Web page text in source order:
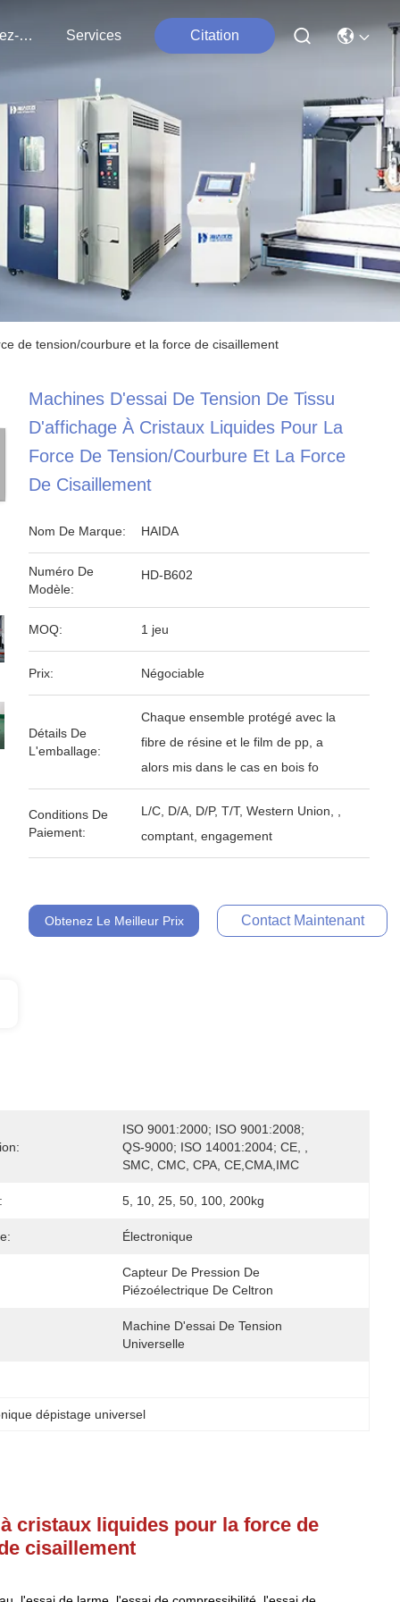
Contactez-Nous Services Citation
de tension/courbure et la force de cisaillement
Machines D'essai De Tension De Tissu
D'affichage À Cristaux Liquides Pour La
Force De Tension/courbure Et La Force
De Cisaillement
Nom De Marque: HAIDA
Numéro De
Modèle:
HD-B602
MOQ: 1 jeu
Prix: Négociable
Détails De
L'emballage:
Chaque ensemble protégé avec la
fibre de résine et le film de pp, a
alors mis dans le cas en bois fo
Conditions De
Paiement:
L/C, D/A, D/P, T/T, Western Union, ,
comptant, engagement
Obtenez Le Meilleur Prix Contact Maintenant
ISO 9001:2000; ISO 9001:2008;
QS-9000; ISO 14001:2004; CE, ,
SMC, CMC, CPA, CE,CMA,IMC
5, 10, 25, 50, 100, 200kg
Électronique
Capteur De Pression De
Piézoélectrique De Celtron
Machine D'essai De Tension
Universelle
dépistage universel
cristaux liquides pour la force de
cisaillement